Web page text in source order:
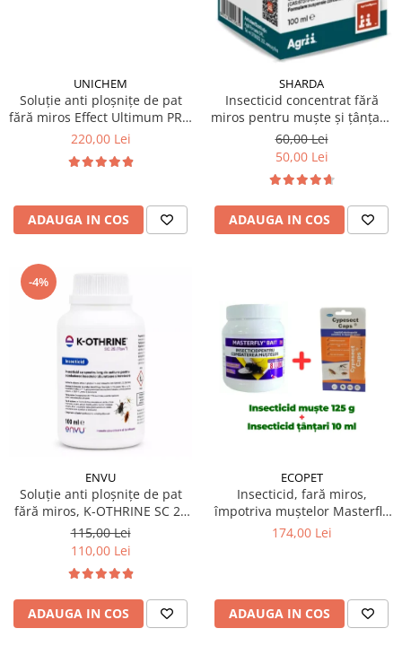
UNICHEM
Soluție anti ploșnițe de pat
fără miros Effect Ultimum PRO
500 ml
220,00 Lei
ADAUGA IN COS
SHARDA
Insecticid concentrat fără
miros pentru muște și țânțari,
Alfasect 100ml
60,00 Lei
50,00 Lei
ADAUGA IN COS
-4%
ENVU
Soluție anti ploșnițe de pat
fără miros, K-OTHRINE SC 25
Flow 100 ml
115,00 Lei
110,00 Lei
ADAUGA IN COS
ECOPET
Insecticid, fară miros,
împotriva muștelor Masterfly
Bait 125 gr + Insecticid
puricilor
174,00 Lei
ADAUGA IN COS